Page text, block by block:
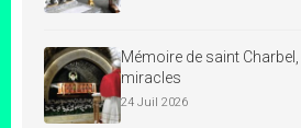
Mémoire de saint
miracles
24 Juil 2026